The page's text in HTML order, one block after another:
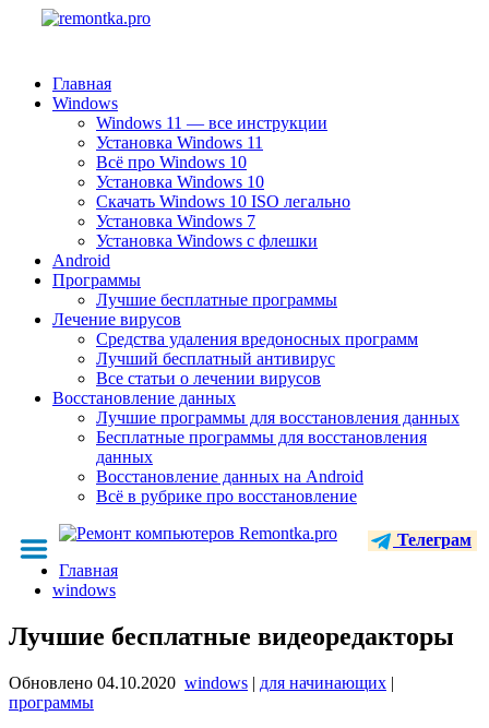
Главная
Windows
Windows 11 — все инструкции
Установка Windows 11
Всё про Windows 10
Установка Windows 10
Скачать Windows 10 ISO легально
Установка Windows 7
Установка Windows с флешки
Android
Программы
Лучшие бесплатные программы
Лечение вирусов
Средства удаления вредоносных программ
Лучший бесплатный антивирус
Все статьи о лечении вирусов
Восстановление данных
Лучшие программы для восстановления данных
Бесплатные программы для восстановления
данных
Восстановление данных на Android
Всё в рубрике про восстановление
Телеграм
Главная
windows
Лучшие бесплатные видеоредакторы
Обновлено 04.10.2020 windows | для начинающих |
программы